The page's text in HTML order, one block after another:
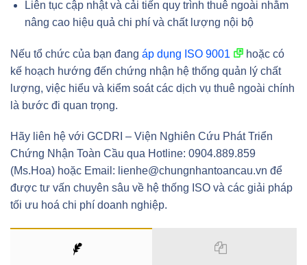
Liên tục cập nhật và cải tiến quy trình thuê ngoài nhằm
nâng cao hiệu quả chi phí và chất lượng nội bộ
Nếu tổ chức của bạn đang áp dụng ISO 9001
hoặc có
kế hoạch hướng đến chứng nhận hệ thống quản lý chất
lượng, việc hiểu và kiểm soát các dịch vụ thuê ngoài chính
là bước đi quan trọng.
Hãy liên hệ với GCDRI – Viện Nghiên Cứu Phát Triển
Chứng Nhận Toàn Cầu qua Hotline: 0904.889.859
(Ms.Hoa) hoặc Email: lienhe@chungnhantoancau.vn để
được tư vấn chuyên sâu về hệ thống ISO và các giải pháp
tối ưu hoá chi phí doanh nghiệp.